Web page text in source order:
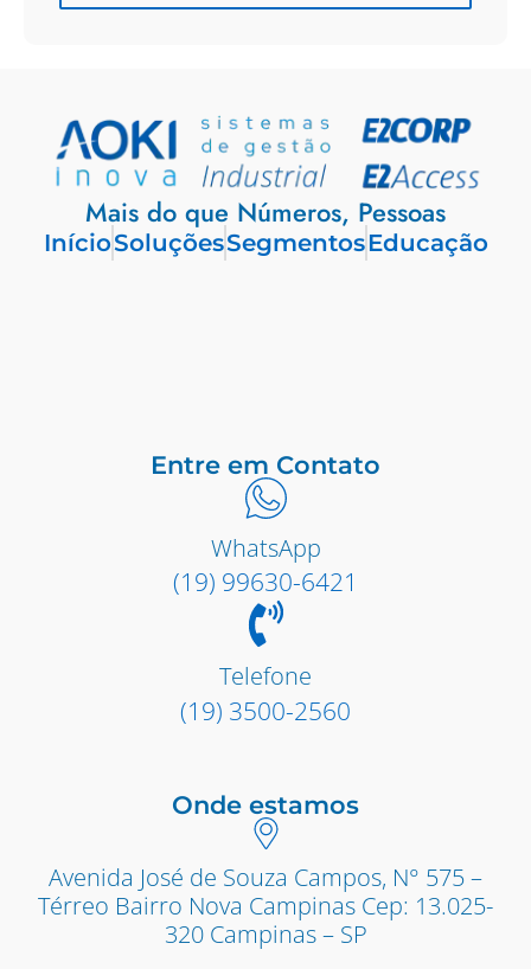
Mais do que Números, Pessoas
InícioSoluçõesSegmentosEducação
Entre em Contato
WhatsApp
(19) 99630-6421
Telefone
(19) 3500-2560
Onde estamos
Avenida José de Souza Campos, N° 575 –
Térreo Bairro Nova Campinas Cep: 13.025-
320 Campinas – SP